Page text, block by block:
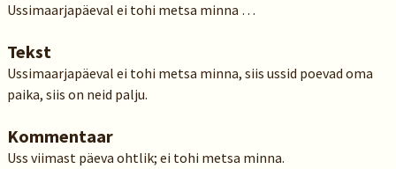
Ussimaarjapäeval ei tohi metsa minna …
Tekst
Ussimaarjapäeval ei tohi metsa minna, siis ussid poevad oma
paika, siis on neid palju.
Kommentaar
Uss viimast päeva ohtlik; ei tohi metsa minna.